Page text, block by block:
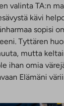
valinta TA:n
kävi
sopisi
Tyttären
mutta
ihan omia
Elämäni